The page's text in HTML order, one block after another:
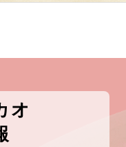
オ